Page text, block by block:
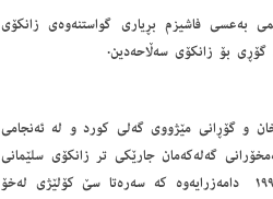
به‌عسی فاشیزم بڕیاری گواستنەوەی زانکۆی
و وەرچەرخان و گۆڕانی مێژووی گەلی کورد و لە ئەنجامی
گەلەکەمان جارێکی تر زانکۆی سلێمانی
لە ساڵی ١٩٩٢ بە پێی بڕگەی ١ی مادەی ٥٦ی یاسای ژمارە ١ی ساڵی ١٩٩٢ دامەزرایەوە کە سەرەتا سێ کۆلێژی لەخۆ